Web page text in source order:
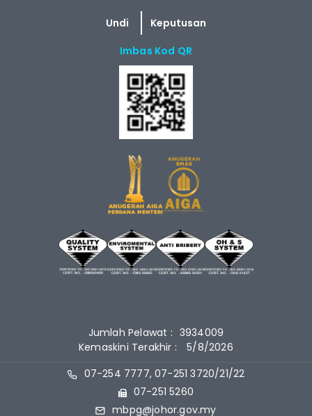
Imbas Kod QR
Jumlah Pelawat : 3934009
Kemaskini Terakhir :
5/8/2026
07-254 7777, 07-251 3720/21/22
07-251 5260
mbpg@johor.gov.my